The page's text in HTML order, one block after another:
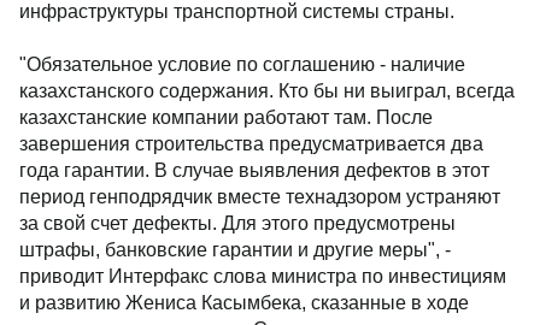
инфраструктуры транспортной системы страны.
"Обязательное условие по соглашению - наличие
казахстанского содержания. Кто бы ни выиграл, всегда
казахстанские компании работают там. После
завершения строительства предусматривается два
года гарантии. В случае выявления дефектов в этот
период генподрядчик вместе технадзором устраняют
за свой счет дефекты. Для этого предусмотрены
штрафы, банковские гарантии и другие меры", -
приводит Интерфакс слова министра по инвестициям
и развитию Жениса Касымбека, сказанные в ходе